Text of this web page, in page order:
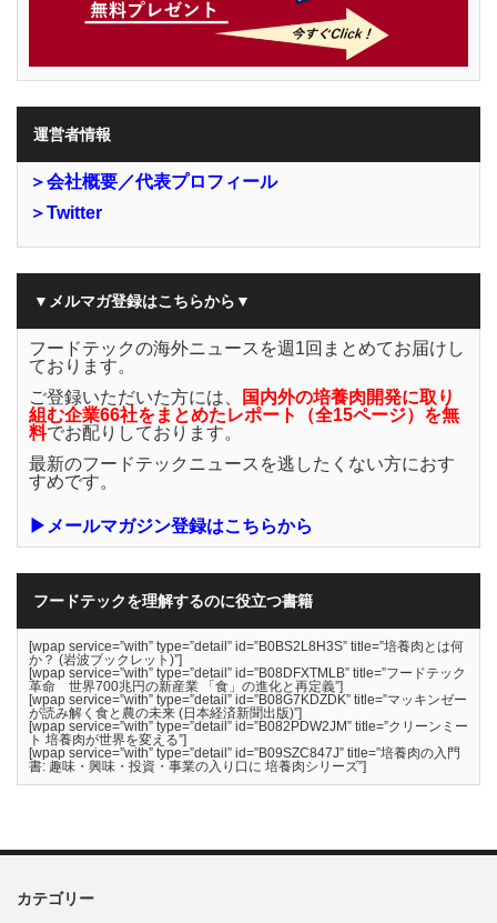
運営者情報
＞会社概要／代表プロフィール
＞Twitter
▼メルマガ登録はこちらから▼
フードテックの海外ニュースを週1回まとめてお届けし
ております。
ご登録いただいた方には、
国内外の培養肉開発に取り
組む企業66社をまとめたレポート（全15ページ）を無
料でお配りしております。
最新のフードテックニュースを逃したくない方におす
すめです。
▶メールマガジン登録はこちらから
フードテックを理解するのに役立つ書籍
[wpap service=”with” type=”detail” id=”B0BS2L8H3S” title=”培養肉とは何
か？ (岩波ブックレット)”]
[wpap service=”with” type=”detail” id=”B08DFXTMLB” title=”フードテック
革命 世界700兆円の新産業 「食」の進化と再定義”]
[wpap service=”with” type=”detail” id=”B08G7KDZDK” title=”マッキンゼー
が読み解く食と農の未来 (日本経済新聞出版)”]
[wpap service=”with” type=”detail” id=”B082PDW2JM” title=”クリーンミー
ト 培養肉が世界を変える”]
[wpap service=”with” type=”detail” id=”B09SZC847J” title=”培養肉の入門
書: 趣味・興味・投資・事業の入り口に 培養肉シリーズ”]
カテゴリー